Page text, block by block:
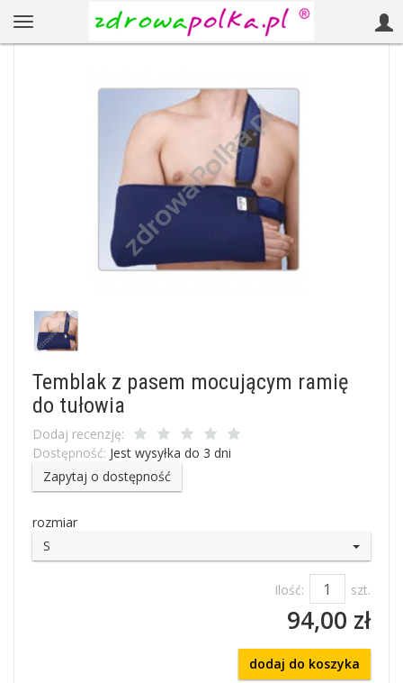
Temblak z pasem mocującym ramię
do tułowia
Dodaj recenzję:
Dostępność: Jest wysyłka do 3 dni
Zapytaj o dostępność
rozmiar
S
Ilość: szt.
94,00 zł
dodaj do koszyka